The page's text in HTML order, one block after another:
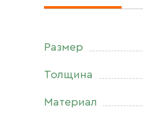
Размер
Толщина
Материал